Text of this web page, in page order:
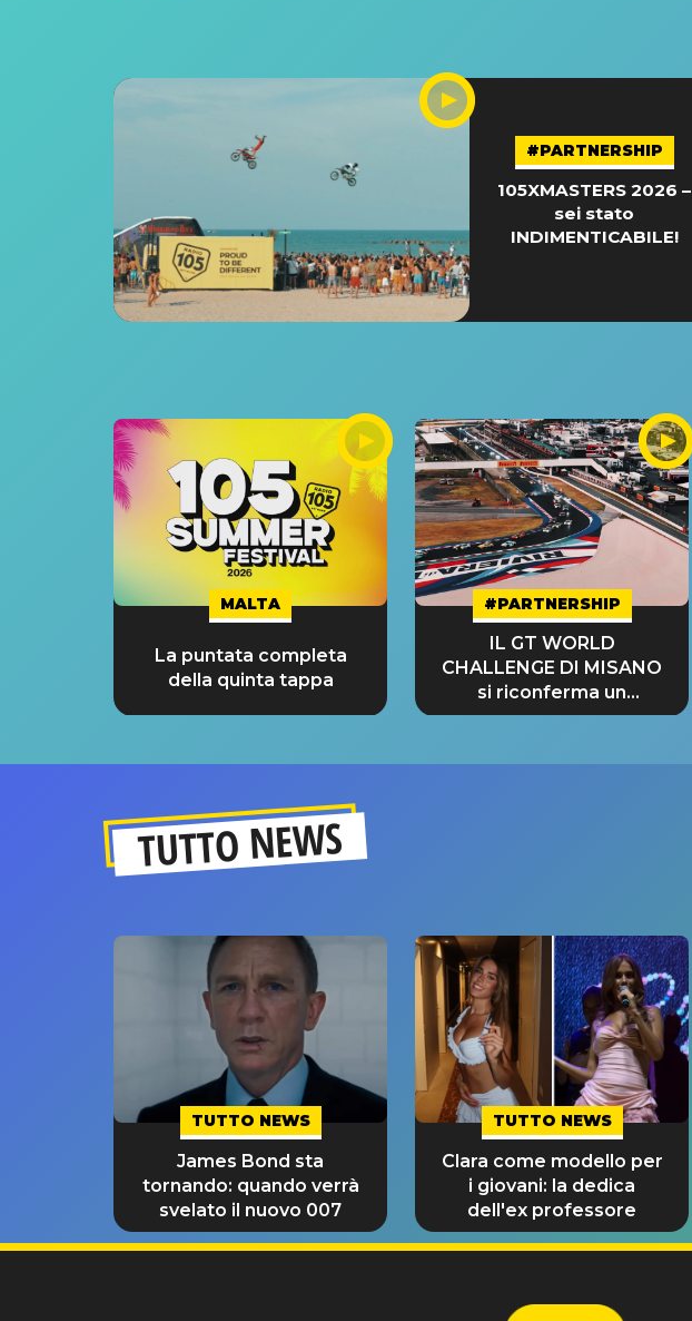
#PARTNERSHIP
105XMASTERS 2026 –
sei stato
INDIMENTICABILE!
MALTA
La puntata completa
della quinta tappa
#PARTNERSHIP
IL GT WORLD
CHALLENGE DI MISANO
si riconferma un
GRANDE SUCCESSO!
TUTTO NEWS
TUTTO NEWS
James Bond sta
tornando: quando verrà
svelato il nuovo 007
TUTTO NEWS
Clara come modello per
i giovani: la dedica
dell'ex professore